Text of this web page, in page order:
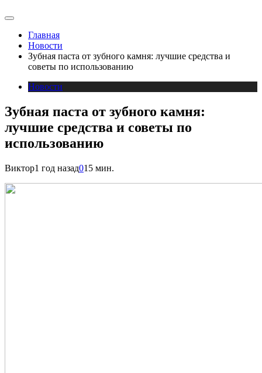
Главная
Новости
Зубная паста от зубного камня: лучшие средства и
советы по использованию
Новости
Зубная паста от зубного камня:
лучшие средства и советы по
использованию
Виктор1 год назад015 мин.